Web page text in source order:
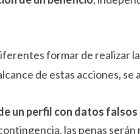
formar de realizar la
de estas acciones,
un perfil con datos falsos
las penas serán